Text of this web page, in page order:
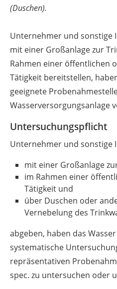
(Duschen).
Unternehmer und sonstige
mit einer Großanlage zur
Rahmen einer öffentlichen
Tätigkeit bereitstellen,
geeignete
Wasserversorgungsanlage
Untersuchungspflicht
Unternehmer und sonstige
mit einer Großanlage
im Rahmen einer
Tätigkeit und
über Duschen oder
Vernebelung des
abgeben, haben das
systematische
repräsentativen
spec. zu untersuchen oder